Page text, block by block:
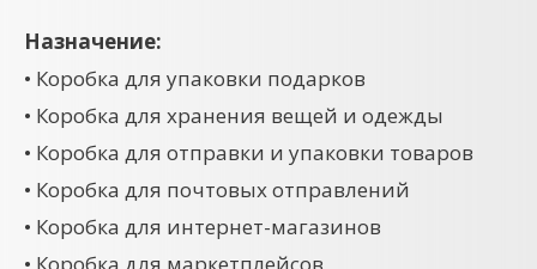
Назначение:
• Коробка для упаковки подарков
• Коробка для хранения вещей и одежды
• Коробка для отправки и упаковки товаров
• Коробка для почтовых отправлений
• Коробка для интернет-магазинов